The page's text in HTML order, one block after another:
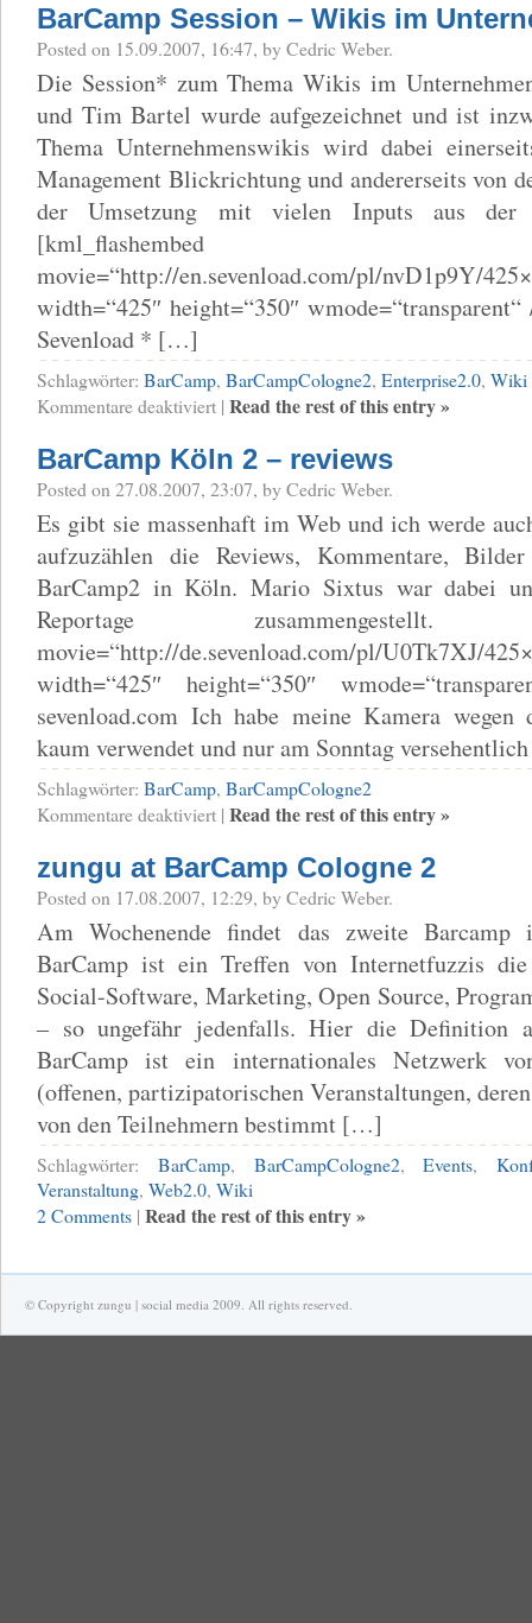
BarCamp Session – Wikis im
Posted on 15.09.2007, 16:47, by Cedric Weber.
Die Session* zum Thema Wikis im
und Tim Bartel wurde aufgezeichnet und ist
Thema Unternehmenswikis wird dabei
Management Blickrichtung und andererseits von
der Umsetzung mit vielen Inputs aus der
[kml_flashembed
movie=“http://en.sevenload.com/pl/nvD1p9Y/
width=“425″ height=“350″
Sevenload * […]
Schlagwörter: BarCamp, BarCampCologne2, Enterprise2.0, Wiki
Kommentare deaktiviert für
BarCamp
–
Wikis
im
Unternehmen
| Read the rest of this entry »
BarCamp Köln 2 – reviews
Posted on 27.08.2007, 23:07, by Cedric Weber.
Es gibt sie massenhaft im Web und ich werde
aufzuzählen die Reviews, Kommentare,
BarCamp2 in Köln. Mario Sixtus war dabei
Reportage zusammengestellt.
movie=“http://de.sevenload.com/pl/U0Tk7XJ/
width=“425″ height=“350″
sevenload.com Ich habe meine Kamera wegen
kaum verwendet und nur am Sonntag
Schlagwörter: BarCamp, BarCampCologne2
Kommentare deaktiviert für
BarCamp
2
–
reviews
| Read the rest of this entry »
zungu at BarCamp Cologne 2
Posted on 17.08.2007, 12:29, by Cedric Weber.
Am Wochenende findet das zweite
BarCamp ist ein Treffen von Internetfuzzis
Social-Software, Marketing, Open Source,
– so ungefähr jedenfalls. Hier die Definition
BarCamp ist ein internationales Netzwerk
(offenen, partizipatorischen Veranstaltungen,
von den Teilnehmern bestimmt […]
Schlagwörter: BarCamp, BarCampCologne2,Events,
Veranstaltung, Web2.0, Wiki
2 Comments | Read the rest of this entry »
© Copyright zungu | social media 2009. All rights reserved.